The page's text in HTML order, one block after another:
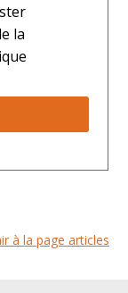
la
à la page articles